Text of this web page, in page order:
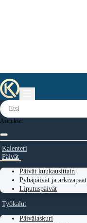
Asetukset
Kalenteri
Päivät
Päivät kuukausittain
Pyhäpäivät ja arkivapaat
Liputuspäivät
Työkalut
Päivälaskuri